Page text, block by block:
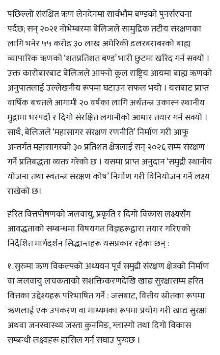
पछिल्लो संरक्षित ऋण लेनदेनमा सार्वभौम बण्डको पुनर्संरचना
पर्दछ; सन् २०२१ नोभेम्बरमा बेलिजले सामुद्रिक तटीय संरक्षणका
लागि भनेर ५५ करोड ३० लाख अमेरिकी डलरबराबरको बाह्य
व्यापारिक ऋणको ‘शतप्रतिशत बण्ड’ भारी छुटमा खरिद गर्न सक्यो ।
उक्त कारोबारबाट बेलिजले आफ्नो कूल राष्ट्रिय आयमा बाह्य ऋणको
अनुपातलाई उल्लेखनीय रूपमा घटाउन सफल भयो । यसबाट प्राप्त
वार्षिक बचतले आगामी २० वर्षका लागि अर्थतन्त्र उकास्न स्थानीय
मुद्रामा भरपर्दो र दिगो संरक्षित लगानीको आधार तयार गर्न सक्यो ।
साथै, बेलिजले ‘महासागर संरक्षण रणनीति’ निर्माण गरी आफू
अन्तर्गत महासागरको ३० प्रतिशत क्षेत्रलाई सन् २०२६ सम्म संरक्षण
गर्ने प्रतिबद्धता व्यक्त गरेको छ । यसमा प्राप्त अनुदान ‘समुद्री स्थानीय
योजना तथा स्वतन्त्र संरक्षण कोष’ निर्माण गरी विनियोजन गर्ने लक्ष्य
राखेको छ।
हरित वित्तपोषणको जलवायु, प्रकृति र दिगो विकास लक्ष्यसँग
आवद्धताको सम्बन्धमा विषयगत विज्ञहरूद्वारा तयार गरिएको
निर्देशित मार्गदर्शन सिद्धान्तहरू यसप्रकार रहेका छन् :
१. सुरुमा ऋण विकल्पको अध्ययन पूर्व समुद्री संरक्षण क्षेत्रको निर्माण
वा जलवायु लचकताको सशक्तिकरणदेखि खाद्य सुरक्षासम्म हरित
वित्तका उद्देश्यहरू परिभाषित गर्ने : जसबाट, वित्तीय स्रोतका रूपमा
ऋणलाई एक उपकरण वा माध्यमका रूपमा प्रयोग गरी खाद्य सुरक्षा
अथवा जनस्वास्थ्य जस्ता कुनमिङ, ग्लास्गो तथा दिगो विकास
सम्बन्धी लक्ष्यहरू हासिल गर्न सघाउ पुग्दछ ।